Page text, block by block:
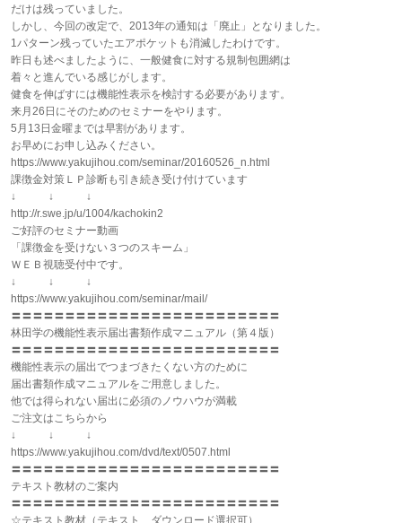
だけは残っていました。
しかし、今回の改定で、2013年の通知は「廃止」となりました。
1パターン残っていたエアポケットも消滅したわけです。
昨日も述べましたように、一般健食に対する規制包囲網は
着々と進んでいる感じがします。
健食を伸ばすには機能性表示を検討する必要があります。
来月26日にそのためのセミナーをやります。
5月13日金曜までは早割があります。
お早めにお申し込みください。
https://www.yakujihou.com/seminar/20160526_n.html
課徴金対策ＬＰ診断も引き続き受け付けています
↓ ↓ ↓
http://r.swe.jp/u/1004/kachokin2
ご好評のセミナー動画
「課徴金を受けない３つのスキーム」
ＷＥＢ視聴受付中です。
↓ ↓ ↓
https://www.yakujihou.com/seminar/mail/
〓〓〓〓〓〓〓〓〓〓〓〓〓〓〓〓〓〓〓〓〓〓〓〓〓
林田学の機能性表示届出書類作成マニュアル（第４版）
〓〓〓〓〓〓〓〓〓〓〓〓〓〓〓〓〓〓〓〓〓〓〓〓〓
機能性表示の届出でつまづきたくない方のために
届出書類作成マニュアルをご用意しました。
他では得られない届出に必須のノウハウが満載
ご注文はこちらから
↓ ↓ ↓
https://www.yakujihou.com/dvd/text/0507.html
〓〓〓〓〓〓〓〓〓〓〓〓〓〓〓〓〓〓〓〓〓〓〓〓〓
テキスト教材のご案内
〓〓〓〓〓〓〓〓〓〓〓〓〓〓〓〓〓〓〓〓〓〓〓〓〓